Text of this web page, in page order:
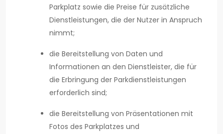
Parkplatz sowie die Preise für zusätzliche
Dienstleistungen, die der Nutzer in Anspruch
nimmt;
die Bereitstellung von Daten und
Informationen an den Dienstleister, die für
die Erbringung der Parkdienstleistungen
erforderlich sind;
die Bereitstellung von Präsentationen mit
Fotos des Parkplatzes und